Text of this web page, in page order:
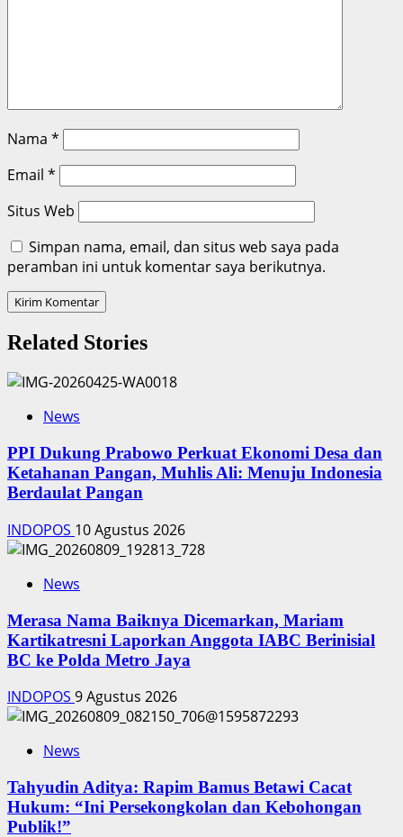
Nama *
Email *
Situs Web
Simpan nama, email, dan situs web saya pada
peramban ini untuk komentar saya berikutnya.
Related Stories
News
PPI Dukung Prabowo Perkuat Ekonomi Desa dan
Ketahanan Pangan, Muhlis Ali: Menuju Indonesia
Berdaulat Pangan
INDOPOS 10 Agustus 2026
News
‎Merasa Nama Baiknya Dicemarkan, Mariam
Kartikatresni Laporkan Anggota IABC Berinisial
BC ke Polda Metro Jaya
INDOPOS 9 Agustus 2026
News
‎Tahyudin Aditya: Rapim Bamus Betawi Cacat
Hukum: “Ini Persekongkolan dan Kebohongan
Publik!”